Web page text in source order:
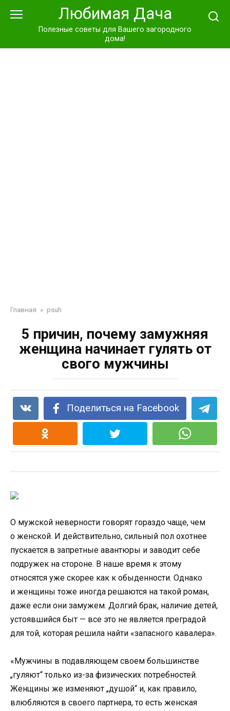
Любимая Дача
Полезные советы для Вашего загородного
дома!
Главная » psuh
5 причин, почему замужняя
женщина начинает гулять от
свого мужчины
Поделиться на Facebook
О мужской неверности говорят гораздо чаще, чем
о женской. И действительно, сильный пол охотнее
пускается в запретные авантюры и заводит себе
подружек на стороне. В наше время к этому
относятся уже скорее как к обыденности. Однако
и женщины тоже иногда решаются на такой роман,
даже если они замужем. Долгий брак, наличие детей,
устоявшийся быт — все это не является преградой
для той, которая решила найти «запасного кавалера».
«Мужчины в подавляющем своем большинстве
„гуляют“ только из-за физических потребностей.
Женщины же изменяют „душой“ и, как правило,
влюбляются в своего партнера, то есть женская